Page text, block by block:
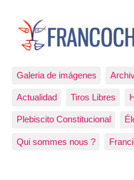
Galeria de imágenes
Actualidad Tiros Libres
Plebiscito Constitucional
Qui sommes nous ?